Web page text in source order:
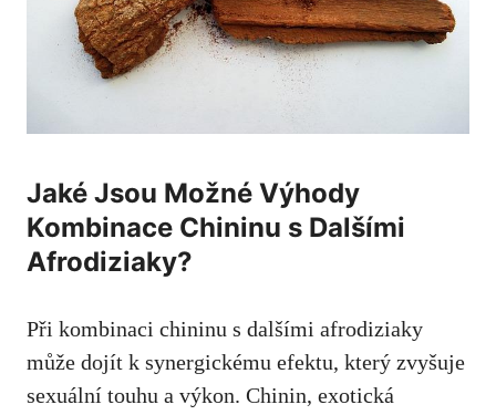
Jaké Jsou Možné Výhody
Kombinace Chininu s Dalšími
Afrodiziaky?
Při kombinaci chininu s dalšími afrodiziaky
může dojít k synergickému efektu, který zvyšuje
sexuální touhu a výkon. Chinin, exotická